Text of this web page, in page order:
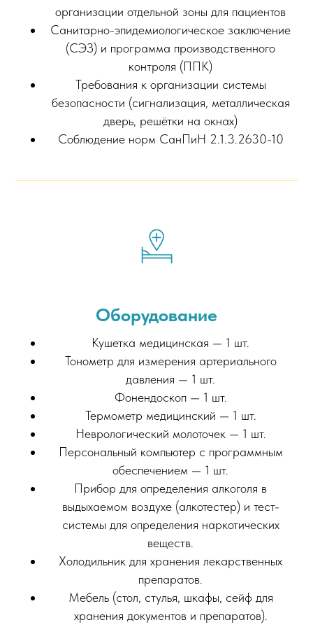
организации отдельной зоны для пациентов
Санитарно-эпидемиологическое заключение
(СЭЗ) и программа производственного
контроля (ППК)
Требования к организации системы
безопасности (сигнализация, металлическая
дверь, решётки на окнах)
Соблюдение норм СанПиН 2.1.3.2630-10
Оборудование
Кушетка медицинская — 1 шт.
Тонометр для измерения артериального
давления — 1 шт.
Фонендоскоп — 1 шт.
Термометр медицинский — 1 шт.
Неврологический молоточек — 1 шт.
Персональный компьютер с программным
обеспечением — 1 шт.
Прибор для определения алкоголя в
выдыхаемом воздухе (алкотестер) и тест-
системы для определения наркотических
веществ.
Холодильник для хранения лекарственных
препаратов.
Мебель (стол, стулья, шкафы, сейф для
хранения документов и препаратов).
Нормативно-правовая
базалицензирования
наркологии
Правовые основы регулирования
медицинской деятельности в области
психиатрии и наркологии в России